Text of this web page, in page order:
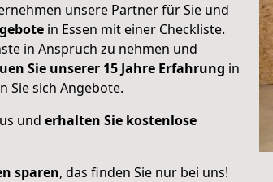
unsere Partner für Sie und
in Essen mit einer Checkliste.
in Anspruch zu nehmen und
Sie unserer 15 Jahre Erfahrung in
Sie sich Angebote.
und erhalten Sie kostenlose
sparen, das finden Sie nur bei uns!